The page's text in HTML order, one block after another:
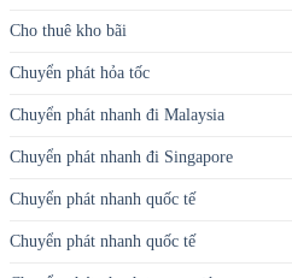
Cho thuê kho bãi
Chuyển phát hỏa tốc
Chuyển phát nhanh đi Malaysia
Chuyển phát nhanh đi Singapore
Chuyển phát nhanh quốc tế
Chuyển phát nhanh quốc tế